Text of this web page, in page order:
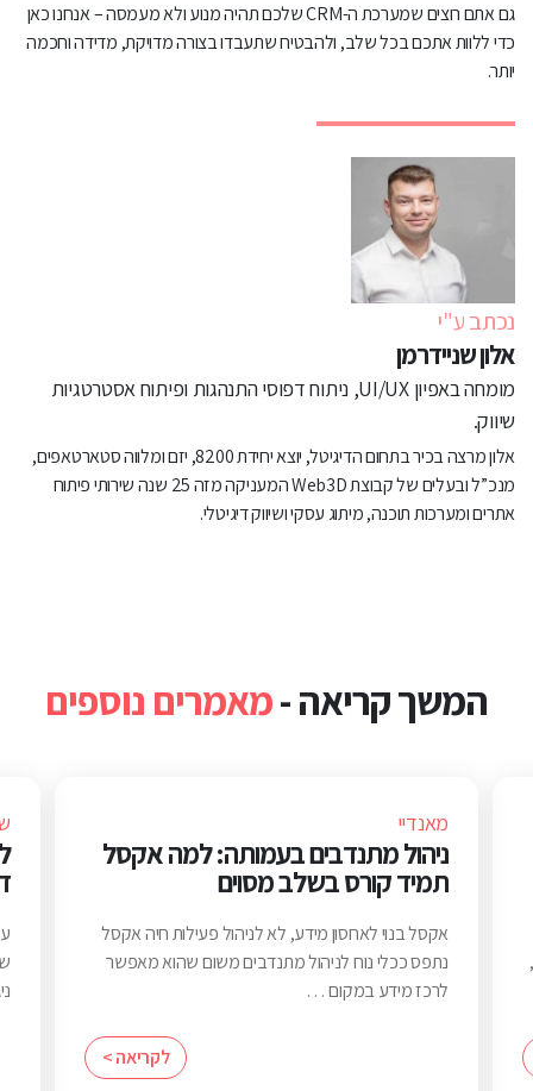
גם אתם רוצים שמערכת ה-CRM שלכם תהיה מנוע ולא מעמסה – אנחנו כאן
כדי ללוות אתכם בכל שלב, ולהבטיח שתעבדו בצורה מדויקת, מדידה וחכמה
יותר.
נכתב ע"י
אלון שניידרמן
מומחה באפיון UI/UX, ניתוח דפוסי התנהגות ופיתוח אסטרטגיות
שיווק.
אלון מרצה בכיר בתחום הדיגיטל, יוצא יחידת 8200, יזם ומלווה סטארטאפים,
מנכ”ל ובעלים של קבוצת Web3D המעניקה מזה 25 שנה שירותי פיתוח
אתרים ומערכות תוכנה, מיתוג עסקי ושיווק דיגיטלי.
המשך קריאה -מאמרים נוספים
מאנדיי
ניהול מתנדבים בעמותה: למה אקסל
תמיד קורס בשלב מסוים
אקסל בנוי לאחסון מידע, לא לניהול פעילות חיה אקסל
נתפס ככלי נוח לניהול מתנדבים משום שהוא מאפשר
לרכז מידע במקום …
לקריאה >